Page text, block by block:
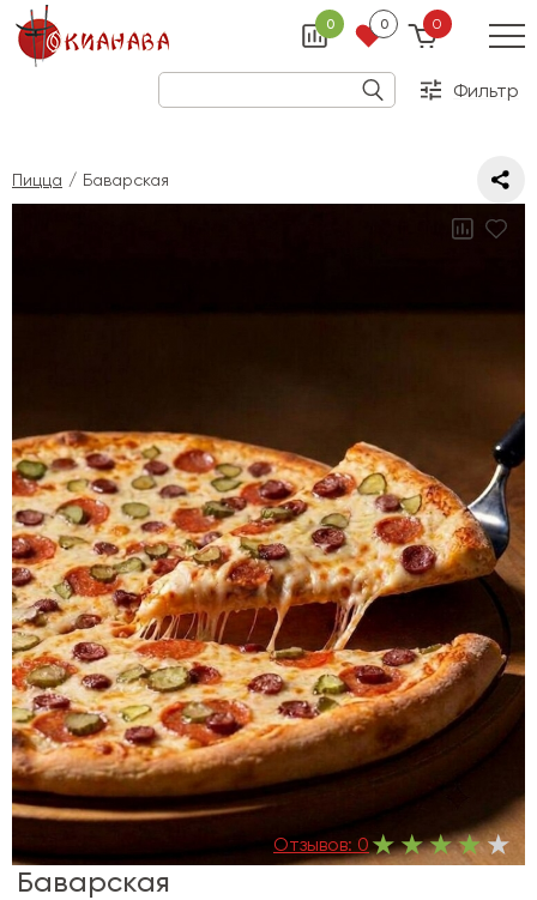
0 0 0
Фильтр
Пицца Баварская
Отзывов: 0
Баварская